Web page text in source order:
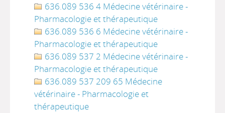
636.089 536 4 Médecine vétérinaire -
Pharmacologie et thérapeutique
636.089 536 6 Médecine vétérinaire -
Pharmacologie et thérapeutique
636.089 537 2 Médecine vétérinaire -
Pharmacologie et thérapeutique
636.089 537 209 65 Médecine
vétérinaire - Pharmacologie et
thérapeutique